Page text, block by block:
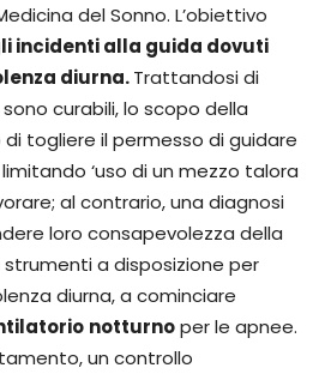
del Sonno. L’obiettivo
incidenti alla guida dovuti
diurna.Trattandosi di
curabili, lo scopo della
togliere il permesso di guidare
‘uso di un mezzo talora
al contrario, una diagnosi
loro consapevolezza della
a disposizione per
diurna, a cominciare
notturnoper le apnee.
un controllo